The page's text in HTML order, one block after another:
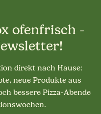
ofenfrisch -
direkt nach Hause:
neue Produkte aus
bessere Pizza-Abende